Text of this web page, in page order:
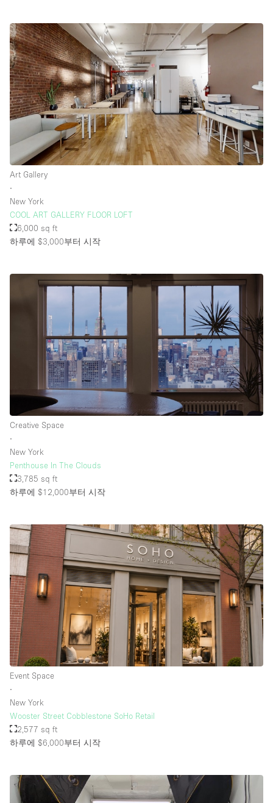
Art Gallery
∙
New York
COOL ART GALLERY FLOOR LOFT
6,000 sq ft
하루에 $3,000부터 시작
Creative Space
∙
New York
Penthouse In The Clouds
3,785 sq ft
하루에 $12,000부터 시작
Event Space
∙
New York
Wooster Street Cobblestone SoHo Retail
2,577 sq ft
하루에 $6,000부터 시작